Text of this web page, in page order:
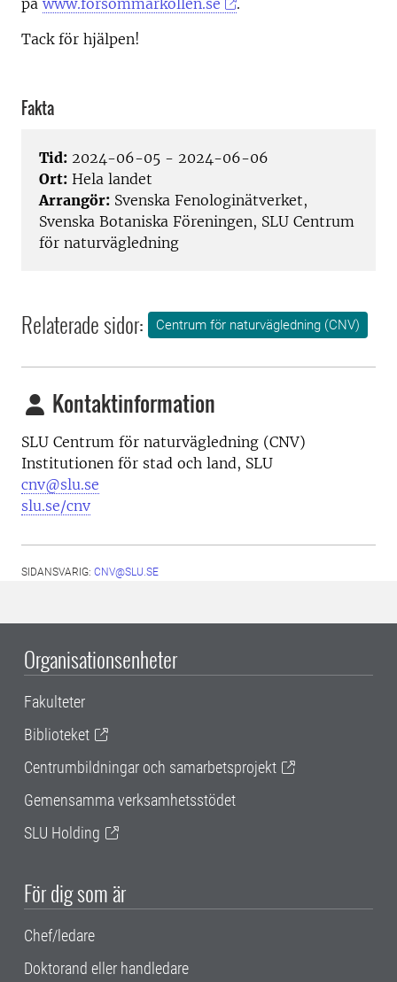
på www.försommarkollen.se
.
Tack för hjälpen!
Fakta
Tid: 2024-06-05 - 2024-06-06
Ort: Hela landet
Arrangör: Svenska Fenologinätverket,
Svenska Botaniska Föreningen, SLU Centrum
för naturvägledning
Relaterade sidor: Centrum för naturvägledning (CNV)
Kontaktinformation
SLU Centrum för naturvägledning (CNV)
Institutionen för stad och land, SLU
cnv@slu.se
slu.se/cnv
SIDANSVARIG: CNV@SLU.SE
Organisationsenheter
Fakulteter
Biblioteket
Centrumbildningar och samarbetsprojekt
Gemensamma verksamhetsstödet
SLU Holding
För dig som är
Chef/ledare
Doktorand eller handledare